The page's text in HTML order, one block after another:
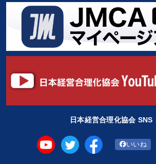
日本経営合理化協会 SNS
いいね